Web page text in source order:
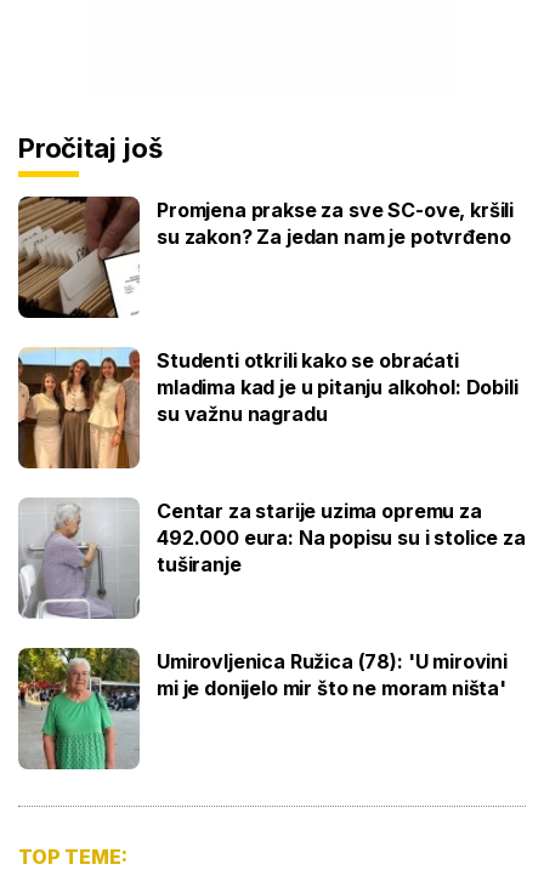
Pročitaj još
Promjena prakse za sve SC-ove, kršili
su zakon? Za jedan nam je potvrđeno
Studenti otkrili kako se obraćati
mladima kad je u pitanju alkohol: Dobili
su važnu nagradu
Centar za starije uzima opremu za
492.000 eura: Na popisu su i stolice za
tuširanje
Umirovljenica Ružica (78): 'U mirovini
mi je donijelo mir što ne moram ništa'
TOP TEME: